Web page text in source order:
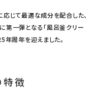
応じて最適な成分を配合した、
第一弾となる「風呂釜クリー
年周年を迎えました。
特徴